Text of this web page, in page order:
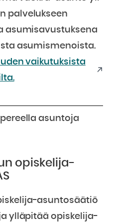
palvelukseen
asumisavustuksena
asumismenoista.
vaikutuksista
asuntoja
opiskelija-
asuntosäätiö
ylläpitää opiskelija-